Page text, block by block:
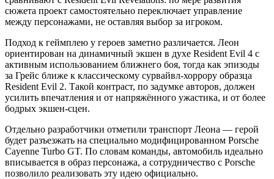
сюжета проект самостоятельно переключает управление
между персонажами, не оставляя выбор за игроком.
Подход к геймплею у героев заметно различается. Леон
ориентирован на динамичный экшен в духе Resident Evil 4 с
активным использованием ближнего боя, тогда как эпизоды
за Грейс ближе к классическому сурвайвл-хоррору образца
Resident Evil 2. Такой контраст, по задумке авторов, должен
усилить впечатления и от напряжённого ужастика, и от более
бодрых экшен-сцен.
Отдельно разработчики отметили транспорт Леона — герой
будет разъезжать на специально модифицированном Porsche
Cayenne Turbo GT. По словам команды, автомобиль идеально
вписывается в образ персонажа, а сотрудничество с Porsche
позволило реализовать эту идею официально.